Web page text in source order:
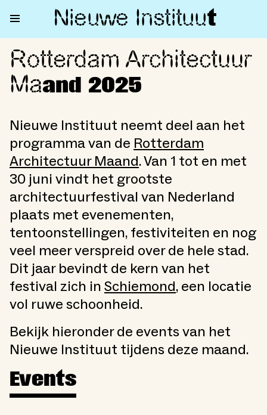
Nieuwe Instituut
Rotterdam Architectuur
Rotterdam Architectuur
Maand 2025
Nieuwe Instituut neemt deel aan het
programma van de Rotterdam
Architectuur Maand. Van 1 tot en met
30 juni vindt het grootste
architectuurfestival van Nederland
plaats met evenementen,
tentoonstellingen, festiviteiten en nog
veel meer verspreid over de hele stad.
Dit jaar bevindt de kern van het
festival zich inSchiemond, een locatie
vol ruwe schoonheid.
Bekijk hieronder de events van het
Nieuwe Instituut tijdens deze maand.
Events